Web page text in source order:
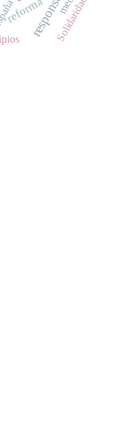
reforma Solidaridad